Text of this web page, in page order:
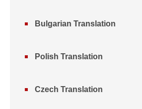
Bulgarian Translation
Polish Translation
Czech Translation